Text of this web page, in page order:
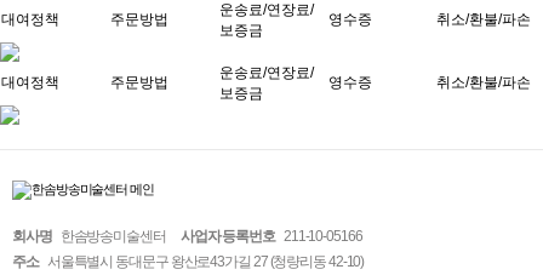
대여정책 주문방법
운송료/연장료/
보증금
영수증 취소/환불/파손
대여정책 주문방법
운송료/연장료/
보증금
영수증 취소/환불/파손
회사명 한솜방송미술센터 사업자 등록번호 211-10-05166
주소 서울특별시 동대문구 왕산로43가길 27 (청량리동 42-10)